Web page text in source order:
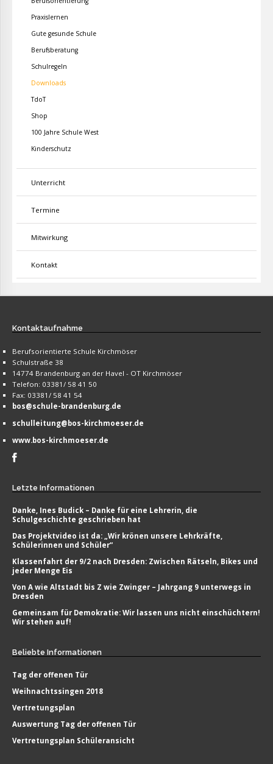
Praxislernen
Gute gesunde Schule
Berufsberatung
Schulregeln
Downloads
TdoT
Shop
100 Jahre Schule West
Kinderschutz
Unterricht
Termine
Mitwirkung
Kontakt
Kontaktaufnahme
Berufsorientierte Schule Kirchmöser
Schulstraße 38
14774 Brandenburg an der Havel - OT Kirchmöser
Telefon: 03381/ 58 41 50
Fax: 03381/ 58 41 54
bos@schule-brandenburg.de
schulleitung@bos-kirchmoeser.de
www.bos-kirchmoeser.de
Letzte Informationen
Danke, Ines Budick – Danke für eine Lehrerin, die
Schulgeschichte geschrieben hat
Das Projektvideo ist da: „Wir krönen unsere Lehrkräfte,
Schülerinnen und Schüler“
Klassenfahrt der 9/2 nach Dresden: Zwischen Rätseln, Bikes und
jeder Menge Eis
Von A wie Altstadt bis Z wie Zwinger – Jahrgang 9 unterwegs in
Dresden
Gemeinsam für Demokratie: Wir lassen uns nicht einschüchtern!
Wir stehen auf!
Beliebte Informationen
Tag der offenen Tür
Weihnachtssingen 2018
Vertretungsplan
Auswertung Tag der offenen Tür
Vertretungsplan Schüleransicht